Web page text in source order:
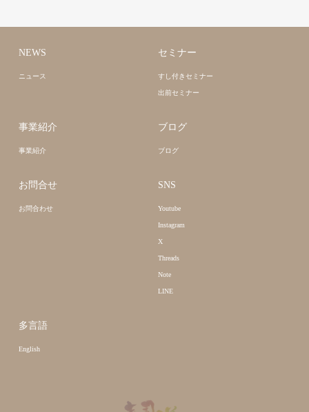
NEWS
ニュース
セミナー
すし付きセミナー
出前セミナー
事業紹介
事業紹介
ブログ
ブログ
お問合せ
お問合わせ
SNS
Youtube
Instagram
X
Threads
Note
LINE
多言語
English